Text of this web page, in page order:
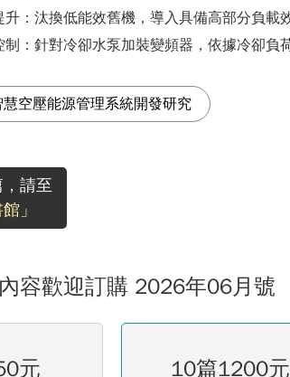
：汰換低能效舊機，導入具備高部分負載
制：針對冷卻水泵加裝變頻器，依據冷卻負
慧空壓能源管理系統開發研究
，請至
」
容歡迎訂購 2026年06月號
元
10篇1200元